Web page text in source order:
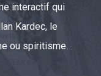
interactif qui
Kardec, le
ou spiritisme.